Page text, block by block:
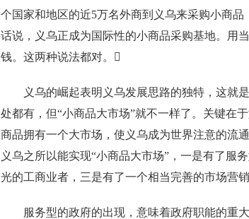
个国家和地区的近5万名外商到义乌来采购小商
话说，义乌正成为国际性的小商品采购基地。用
钱。这两种说法都对。
义乌的崛起表明义乌发展思路的独特，这就是
处都有，但“小商品大市场”就不一样了。关键在
商品拥有一个大市场，使义乌成为世界注意的流
义乌之所以能实现“小商品大市场”，一是有了服
光的工商业者，三是有了一个相当完善的市场营
服务型的政府的出现，意味着政府职能的重大